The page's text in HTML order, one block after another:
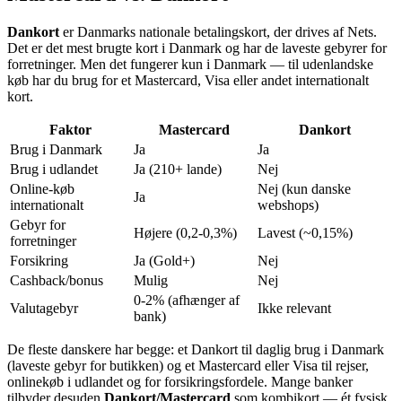
Dankort er Danmarks nationale betalingskort, der drives af Nets.
Det er det mest brugte kort i Danmark og har de laveste gebyrer for
forretninger. Men det fungerer kun i Danmark — til udenlandske
køb har du brug for et Mastercard, Visa eller andet internationalt
kort.
Faktor Mastercard
Dankort
Brug i Danmark
Ja
Ja
Brug i udlandet
Ja (210+ lande)
Nej
Online-køb
internationalt
Ja
Nej (kun danske
webshops)
Gebyr for
forretninger
Højere (0,2-0,3%)
Lavest (~0,15%)
Forsikring
Ja (Gold+)
Nej
Cashback/bonus
Mulig
Nej
Valutagebyr
0-2% (afhænger af
bank)
Ikke relevant
De fleste danskere har begge: et Dankort til daglig brug i Danmark
(laveste gebyr for butikken) og et Mastercard eller Visa til rejser,
onlinekøb i udlandet og for forsikringsfordele. Mange banker
tilbyder desuden Dankort/Mastercard som kombikort — ét fysisk